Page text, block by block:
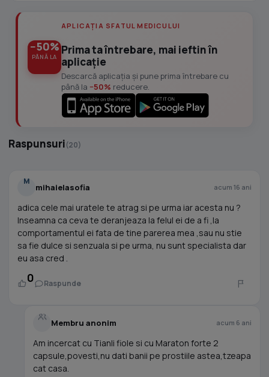
−50%
PÂNĂ LA
APLICAȚIA SFATUL MEDICULUI
Prima ta întrebare, mai ieftin în
aplicație
Descarcă aplicația și pune prima întrebare cu
până la −50% reducere.
Raspunsuri(20)
M
mihaielasofia acum 16 ani
adica cele mai uratele te atrag si pe urma iar acesta nu ?
Inseamna ca ceva te deranjeaza la felul ei de a fi ,la
comportamentul ei fata de tine parerea mea ,sau nu stie
sa fie dulce si senzuala si pe urma, nu sunt specialista dar
eu asa cred .
0 Raspunde
Membru anonim acum 6 ani
Am incercat cu Tianli fiole si cu Maraton forte 2
capsule,povesti,nu dati banii pe prostiile astea,tzeapa
cat casa.